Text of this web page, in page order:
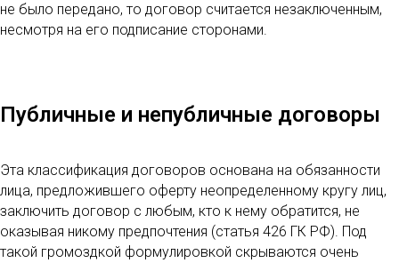
не было передано, то договор считается незаключенным,
несмотря на его подписание сторонами.
Публичные и непубличные договоры
Эта классификация договоров основана на обязанности
лица, предложившего оферту неопределенному кругу лиц,
заключить договор с любым, кто к нему обратится, не
оказывая никому предпочтения (статья 426 ГК РФ). Под
такой громоздкой формулировкой скрываются очень